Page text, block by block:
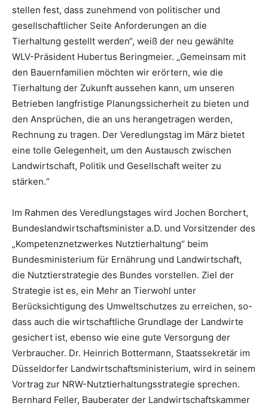
stellen fest, dass zunehmend von politischer und
gesellschaftlicher Seite Anforderungen an die
Tierhaltung gestellt werden“, weiß der neu gewählte
WLV-Präsident Hubertus Beringmeier. „Gemeinsam mit
den Bauernfamilien möchten wir erörtern, wie die
Tierhaltung der Zukunft aussehen kann, um unseren
Betrieben langfristige Planungssicherheit zu bieten und
den Ansprüchen, die an uns herangetragen werden,
Rechnung zu tragen. Der Veredlungstag im März bietet
eine tolle Gelegenheit, um den Austausch zwischen
Landwirtschaft, Politik und Gesellschaft weiter zu
stärken.“
Im Rahmen des Veredlungstages wird Jochen Borchert,
Bundeslandwirtschaftsminister a.D. und Vorsitzender des
„Kompetenznetzwerkes Nutztierhaltung“ beim
Bundesministerium für Ernährung und Landwirtschaft,
die Nutztierstrategie des Bundes vorstellen. Ziel der
Strategie ist es, ein Mehr an Tierwohl unter
Berücksichtigung des Umweltschutzes zu erreichen, so-
dass auch die wirtschaftliche Grundlage der Landwirte
gesichert ist, ebenso wie eine gute Versorgung der
Verbraucher. Dr. Heinrich Bottermann, Staatssekretär im
Düsseldorfer Landwirtschaftsministerium, wird in seinem
Vortrag zur NRW-Nutztierhaltungsstrategie sprechen.
Bernhard Feller, Bauberater der Landwirtschaftskammer